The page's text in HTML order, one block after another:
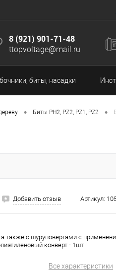
8 (921) 901-71-48
ttopvoltage@mail.ru
биты, насадки
• Биты PH2, PZ2, PZ1, PZ2 •
Добавить отзыв Артикул:
также с шуруповертами с
конверт - 1шт
Все характеристики